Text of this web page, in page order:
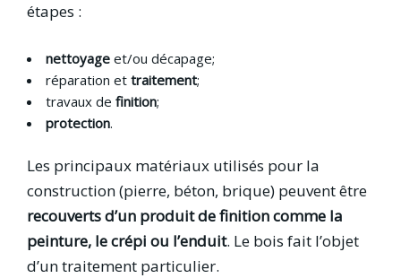
étapes :
nettoyage et/ou décapage;
réparation et traitement;
travaux de finition;
protection.
Les principaux matériaux utilisés pour la
construction (pierre, béton, brique) peuvent être
recouverts d’un produit de finition comme la
peinture, le crépi ou l’enduit. Le bois fait l’objet
d’un traitement particulier.